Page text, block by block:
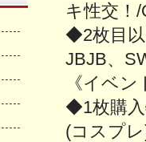
キ性交！/
◆2枚目以
JBJB、
《イベ
◆1枚購入
(コスプ